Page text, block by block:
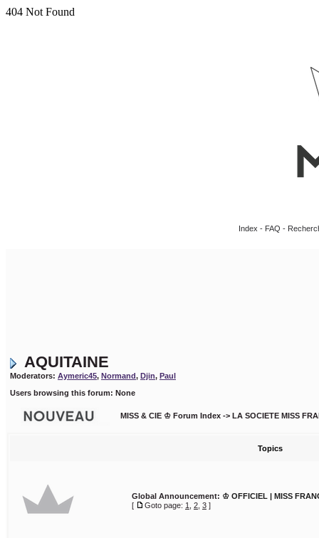
Index - FAQ -
AQUITAINE
Moderators: Aymeric45, Normand, Djin, Paul
Users browsing this forum: None
MISS & CIE ♔ Forum Index -> LA SOCIETE MISS
Topics
Global Announcement: ♔ OFFICIEL | MISS
[
Goto page: 1 2 3 ]